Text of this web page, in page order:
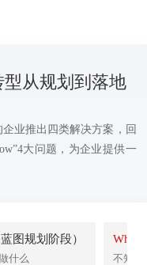
从规划到落地
业推出四类解决方案，回
大问题，为企业提供一
图规划阶段）
什么
Why
不知道